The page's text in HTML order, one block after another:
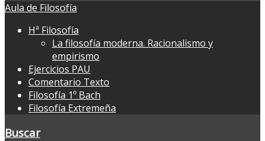
Aula de Filosofía
Hª Filosofía
La filosofía moderna. Racionalismo y
empirismo
Ejercicios PAU
Comentario Texto
Filosofía 1º Bach
Filosofía Extremeña
Buscar